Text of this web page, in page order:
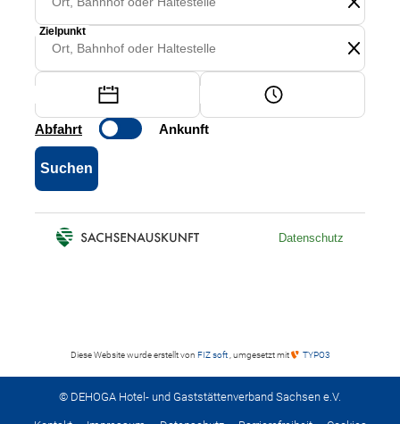
Diese Website wurde erstellt von FIZ soft , umgesetzt mit TYPO3
© DEHOGA Hotel- und Gaststättenverband Sachsen e.V.